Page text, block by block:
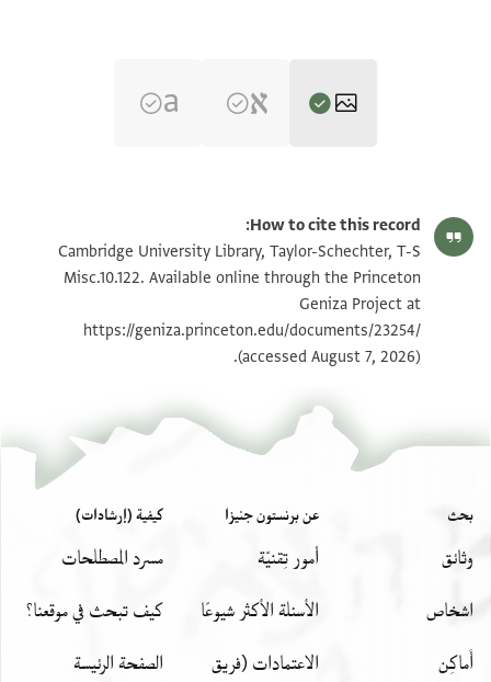
T-S Misc.10.122 1v تكبير و تدوير
بيان أذونات الصورة
How to cite this record:
Cambridge University Library, Taylor-Schechter, T-S
Misc.10.122. Available online through the Princeton
Geniza Project at
https://geniza.princeton.edu/documents/23254/
(accessed August 7, 2026).
بحث
وثائق
اشخاص
أَماكِن
عن برنستون جنيزا
أمور تِقنيّة
الأسئلة الأكثر شيوعًا
الاعتمادات (فريق
كيفية (إرشادات)
مسرد المصطلحات
كيف تبحث في موقعنا؟
الصفحة الرئيسة